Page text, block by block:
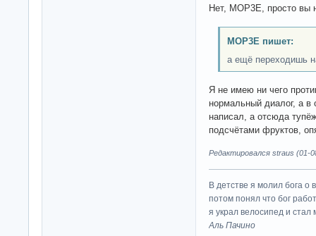
Нет, MOP3E, просто вы
MOP3E пишет:
а ещё переходишь
Я не имею ни чего
нормальный диалог, а в
написал, а отсюда
подсчётами фруктов,
Редактировался straus (01-
В детстве я молил бога о
потом понял что бог
я украл велосипед и стал
Аль Пачино